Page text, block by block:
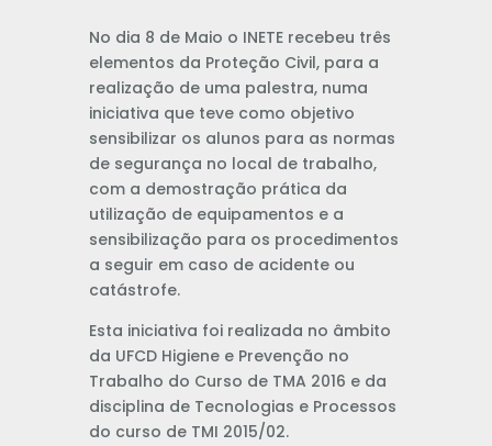
No dia 8 de Maio o INETE recebeu três
elementos da Proteção Civil, para a
realização de uma palestra, numa
iniciativa que teve como objetivo
sensibilizar os alunos para as normas
de segurança no local de trabalho,
com a demostração prática da
utilização de equipamentos e a
sensibilização para os procedimentos
a seguir em caso de acidente ou
catástrofe.
Esta iniciativa foi realizada no âmbito
da UFCD Higiene e Prevenção no
Trabalho do Curso de TMA 2016 e da
disciplina de Tecnologias e Processos
do curso de TMI 2015/02.